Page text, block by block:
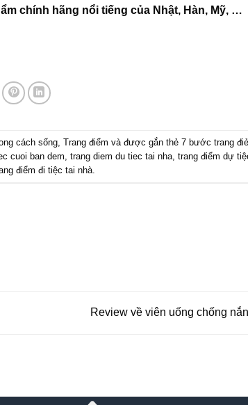
chính hãng nổi tiếng của Nhật, Hàn, Mỹ, …
cách sống, Trang điểm và được gắn thẻ 7 bước trang
cuoi ban dem trang diem du tiec tai nha trang điểm dự
điểm đi tiệc tai nhà
Review về viên uống chống